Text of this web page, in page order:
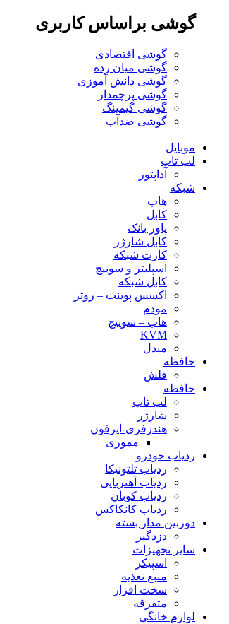
گوشی براساس کاربری
گوشی اقتصادی
گوشی میان رده
گوشی دانش آموزی
گوشی پرچمدار
گوشی گیمینگ
گوشی ضدآب
موبایل
لپ تاپ
آداپتور
شبکه
هاب
کابل
پاور بانک
کابل شارژر
کارت شبکه
اسپلیتر و سوییچ
کابل شبکه
اکسس پوینت – روتر
مودم
هاب – سوییچ
KVM
مبدل
حافظه
فلش
حافظه
لپ تاپ
شارژر
هندزفری-ایرفون
مموری
ردیاب خودرو
ردیاب تلتونیکا
ردیاب آهنربایی
ردیاب کوبان
ردیاب کانکاکس
دوربین مدار بسته
دزدگیر
سایر تجهیزات
اسپیکر
منبع تغذیه
سخت افزار
متفرقه
لوازم خانگی